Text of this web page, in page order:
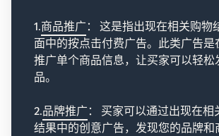
1.商品推广 ： 这是指出现在相关购物
面中的按点击付费广告。此类广告是
推广单个商品信息，让买家可以轻松
品。
2.品牌推广 ： 买家可以通过出现在相
结果中的创意广告，发现您的品牌和